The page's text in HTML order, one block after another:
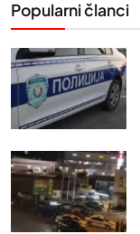
Popularni članci